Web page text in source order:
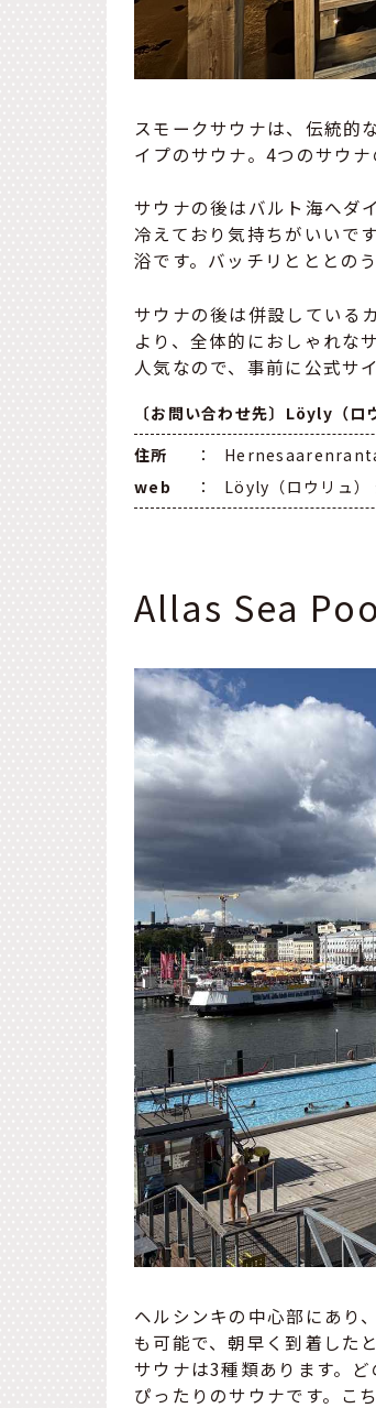
スモークサウナは、伝統的
イプのサウナ。4つのサウ
サウナの後はバルト海へダ
冷えており気持ちがいいで
浴です。バッチリとととの
サウナの後は併設している
より、全体的におしゃれな
人気なので、事前に公式サ
〔お問い合わせ先〕Löyly（ロ
住所
：
web
： Löyly（ロウリュ）
Allas Sea
ヘルシンキの中心部にあり
も可能で、朝早く到着した
サウナは3種類あります。
ぴったりのサウナです。こ